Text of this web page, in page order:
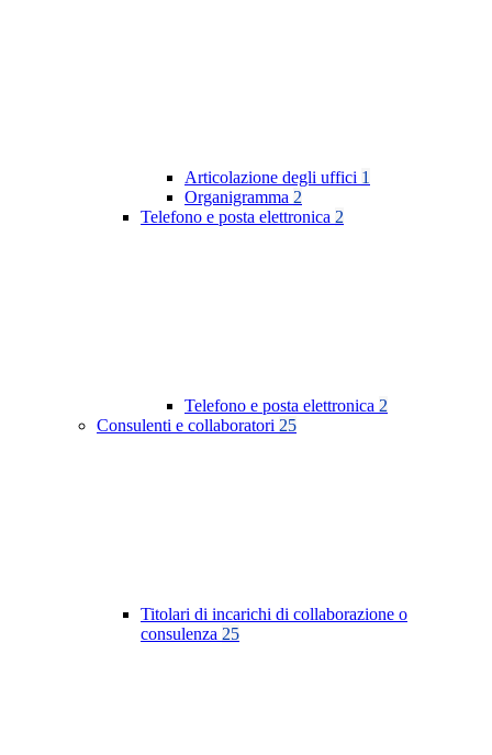
Articolazione degli uffici 1
Organigramma 2
Telefono e posta elettronica 2
Telefono e posta elettronica 2
Consulenti e collaboratori 25
Titolari di incarichi di collaborazione o
consulenza 25